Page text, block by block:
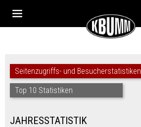
Seitenzugriffs- und Besucherstatistiken
Top 10 Statistiken
JAHRESSTATISTIK